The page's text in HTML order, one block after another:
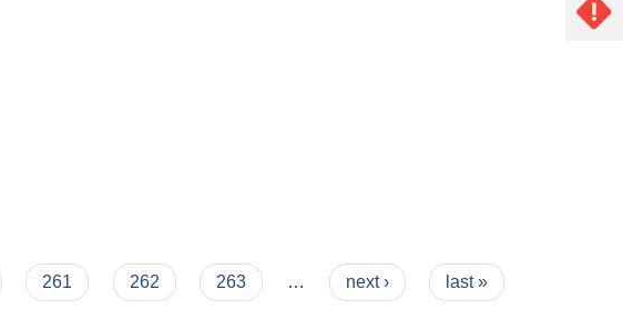
261 262 263 … next › last »